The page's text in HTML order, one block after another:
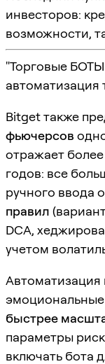
инвесторов:
возможности,
"Торговые
автоматизация
Bitget также
фьючерсов
отражает
годов: все
ручного ввода
правил
DCA,
учетом
быстрее
параметры
включать бота